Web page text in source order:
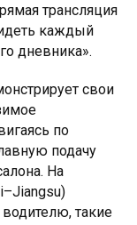
трансляция
каждый
дневника».
свои
по
подачу
На
такие